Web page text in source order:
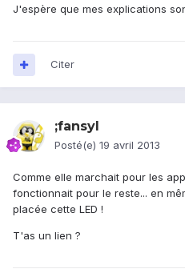
J'espère que mes explications
Citer
;fansyl
Posté(e) 19 avril 2013
Comme elle marchait pour les
fonctionnait pour le reste... en
placée cette LED !
T'as un lien ?